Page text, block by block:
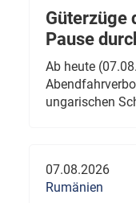
Güterzüge
Pause
Ab heute
ungarischen
07.08.2026
Rumänien